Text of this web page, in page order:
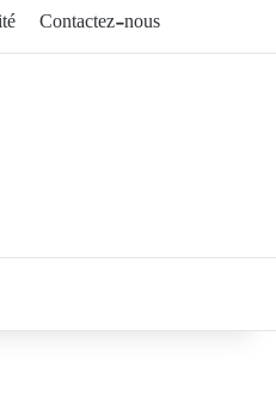
Contactez-nous